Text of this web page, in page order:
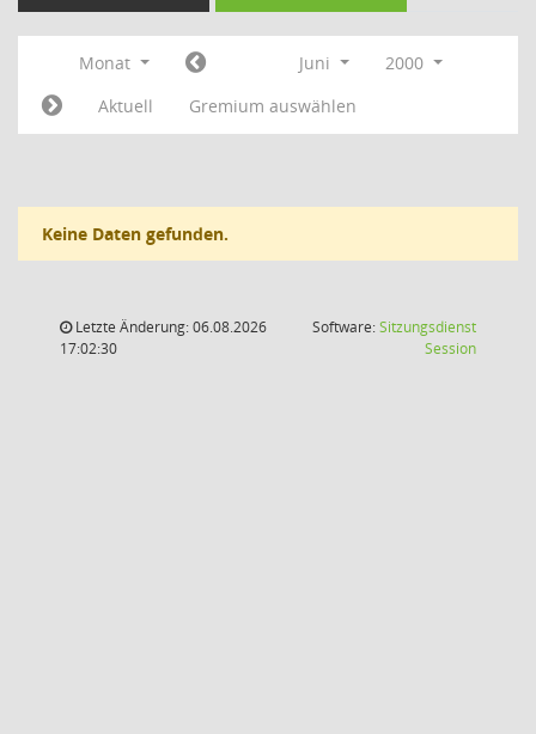
Monat Juni
2000
Aktuell
Gremium auswählen
Keine Daten gefunden.
Letzte Änderung: 06.08.2026
17:02:30
Software:Sitzungsdienst
Session(Wird in